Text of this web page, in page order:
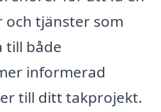
och tjänster som
till både
informerad
till ditt takprojekt.